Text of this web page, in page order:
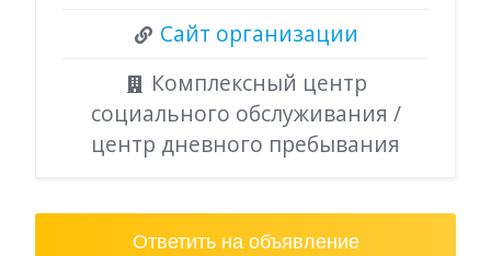
Сайт организации
Комплексный центр
социального обслуживания /
центр дневного пребывания
Ответить на объявление